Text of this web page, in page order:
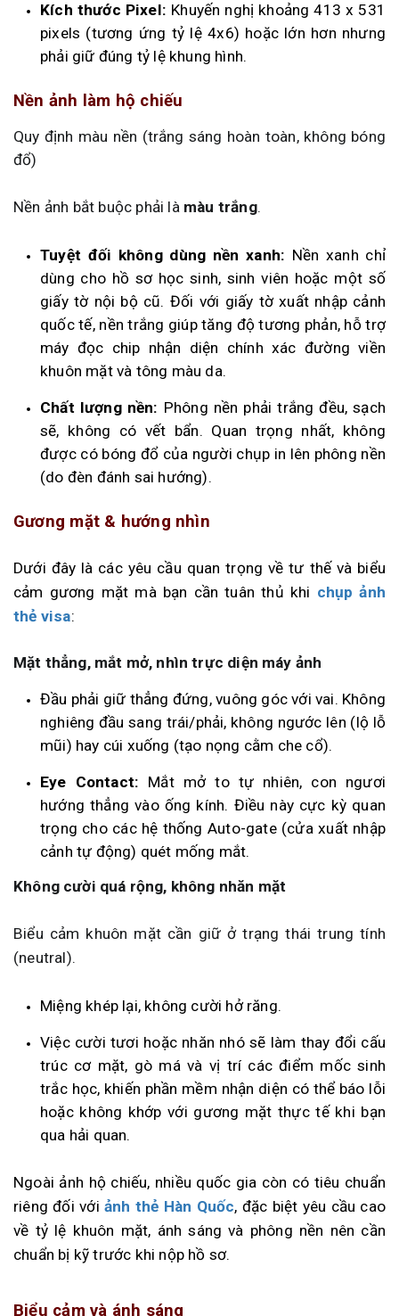
Kích thước Pixel: Khuyến nghị khoảng 413 x 531
pixels (tương ứng tỷ lệ 4x6) hoặc lớn hơn nhưng
phải giữ đúng tỷ lệ khung hình.
Nền ảnh làm hộ chiếu
Quy định màu nền (trắng sáng hoàn toàn, không bóng
đổ)
Nền ảnh bắt buộc phải là màu trắng.
Tuyệt đối không dùng nền xanh: Nền xanh chỉ
dùng cho hồ sơ học sinh, sinh viên hoặc một số
giấy tờ nội bộ cũ. Đối với giấy tờ xuất nhập cảnh
quốc tế, nền trắng giúp tăng độ tương phản, hỗ trợ
máy đọc chip nhận diện chính xác đường viền
khuôn mặt và tông màu da.
Chất lượng nền: Phông nền phải trắng đều, sạch
sẽ, không có vết bẩn. Quan trọng nhất, không
được có bóng đổ của người chụp in lên phông nền
(do đèn đánh sai hướng).
Gương mặt & hướng nhìn
Dưới đây là các yêu cầu quan trọng về tư thế và biểu
cảm gương mặt mà bạn cần tuân thủ khi chụp ảnh
thẻ visa:
Mặt thẳng, mắt mở, nhìn trực diện máy ảnh
Đầu phải giữ thẳng đứng, vuông góc với vai. Không
nghiêng đầu sang trái/phải, không ngước lên (lộ lỗ
mũi) hay cúi xuống (tạo nọng cằm che cổ).
Eye Contact: Mắt mở to tự nhiên, con ngươi
hướng thẳng vào ống kính. Điều này cực kỳ quan
trọng cho các hệ thống Auto-gate (cửa xuất nhập
cảnh tự động) quét mống mắt.
Không cười quá rộng, không nhăn mặt
Biểu cảm khuôn mặt cần giữ ở trạng thái trung tính
(neutral).
Miệng khép lại, không cười hở răng.
Việc cười tươi hoặc nhăn nhó sẽ làm thay đổi cấu
trúc cơ mặt, gò má và vị trí các điểm mốc sinh
trắc học, khiến phần mềm nhận diện có thể báo lỗi
hoặc không khớp với gương mặt thực tế khi bạn
qua hải quan.
Ngoài ảnh hộ chiếu, nhiều quốc gia còn có tiêu chuẩn
riêng đối với ảnh thẻ Hàn Quốc, đặc biệt yêu cầu cao
về tỷ lệ khuôn mặt, ánh sáng và phông nền nên cần
chuẩn bị kỹ trước khi nộp hồ sơ.
Biểu cảm và ánh sáng